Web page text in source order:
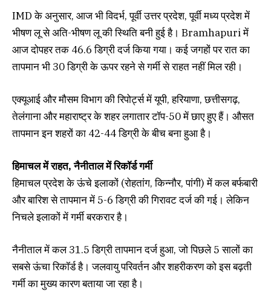
IMD के अनुसार, आज भी विदर्भ, पूर्वी उत्तर प्रदेश, पूर्वी मध्य प्रदेश में
भीषण लू से अति-भीषण लू की स्थिति बनी हुई है। Bramhapuri में
आज दोपहर तक 46.6 डिग्री दर्ज किया गया। कई जगहों पर रात का
तापमान भी 30 डिग्री के ऊपर रहने से गर्मी से राहत नहीं मिल रही।
एक्यूआई और मौसम विभाग की रिपोर्ट्स में यूपी, हरियाणा, छत्तीसगढ़,
तेलंगाना और महाराष्ट्र के शहर लगातार टॉप-50 में छाए हुए हैं। औसत
तापमान इन शहरों का 42-44 डिग्री के बीच बना हुआ है।
हिमाचल में राहत, नैनीताल में रिकॉर्ड गर्मी
हिमाचल प्रदेश के ऊंचे इलाकों (रोहतांग, किन्नौर, पांगी) में कल बर्फबारी
और बारिश से तापमान में 5-6 डिग्री की गिरावट दर्ज की गई। लेकिन
निचले इलाकों में गर्मी बरकरार है।
नैनीताल में कल 31.5 डिग्री तापमान दर्ज हुआ, जो पिछले 5 सालों का
सबसे ऊंचा रिकॉर्ड है। जलवायु परिवर्तन और शहरीकरण को इस बढ़ती
गर्मी का मुख्य कारण बताया जा रहा है।